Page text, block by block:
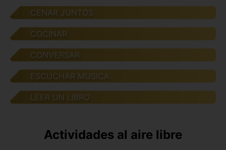
CENAR JUNTOS
COCINAR
CONVERSAR
ESCUCHAR MUSICA
LEER UN LIBRO
Actividades al aire libre